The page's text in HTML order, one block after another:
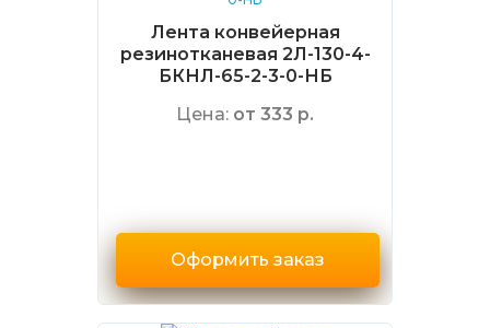
Лента конвейерная
резинотканевая 2Л-130-4-
БКНЛ-65-2-3-0-НБ
Цена: от 333 р.
Оформить заказ